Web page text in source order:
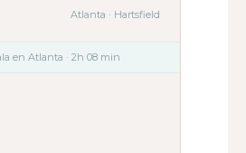
Atlanta · Hartsfield
en Atlanta · 2h 08 min